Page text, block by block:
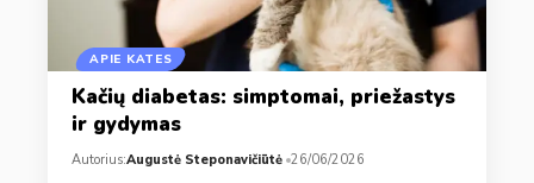
APIE KATES
Kačių diabetas: simptomai, priežastys
ir gydymas
Autorius:Augustė Steponavičiūtė 26/06/2026